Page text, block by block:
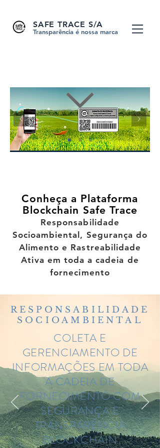
SAFE TRACE S/A
Transparência é nossa marca
Conheça a Plataforma
Blockchain Safe Trace
Responsabilidade
Socioambiental, Segurança do
Alimento e Rastreabilidade
Ativa em toda a cadeia de
fornecimento
RESPONSABILIDADE
SOCIOAMBIENTAL
COLETA E
GERENCIAMENTO DE
INFORMAÇÕES EM TODA
A CADEIA DE
FORNECIMENTO COM
SEGURANÇA E
TRANSPARÊNCIA
BLOCKCHAIN